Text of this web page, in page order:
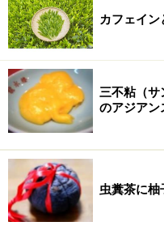
カフェイ
三不粘（サ
のアジアン
虫糞茶に柚